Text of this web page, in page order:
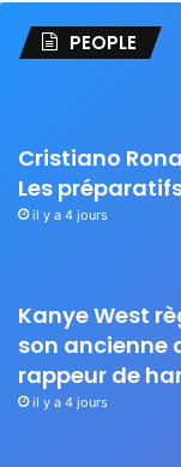
PEOPLE
Cristiano
Les
il y a 4 jours
Kanye West
son ancienne
rappeur de
il y a 4 jours